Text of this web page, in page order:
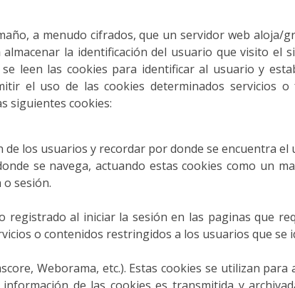
a menudo cifrados, que un servidor web aloja/
almacenar la identificación del usuario que visito el
leen las cookies para identificar al usuario y
el uso de las cookies determinados servicios
siguientes cookies:
los usuarios y recordar por donde se encuentra
se navega, actuando estas cookies como un
o sesión.
registrado al iniciar la sesión en las paginas que
o contenidos restringidos a los usuarios que
Weborama, etc.). Estas cookies se utilizan